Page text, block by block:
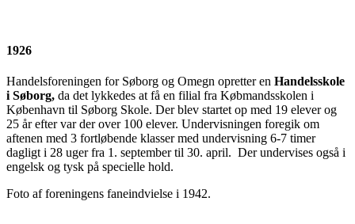
1926
Handelsforeningen for Søborg og Omegn opretter en Handelsskole
i Søborg, da det lykkedes at få en filial fra Købmandsskolen i
København til Søborg Skole. Der blev startet op med 19 elever og
25 år efter var der over 100 elever. Undervisningen foregik om
aftenen med 3 fortløbende klasser med undervisning 6-7 timer
dagligt i 28 uger fra 1. september til 30. april. Der undervises også i
engelsk og tysk på specielle hold.
Foto af foreningens faneindvielse i 1942.